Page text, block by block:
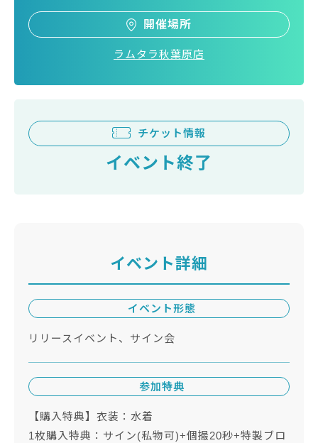
開催場所
ラムタラ秋葉原店
チケット情報
イベント終了
イベント詳細
イベント形態
リリースイベント、サイン会
参加特典
【購入特典】衣装：水着
1枚購入特典：サイン(私物可)+個撮20秒+特製ブロ